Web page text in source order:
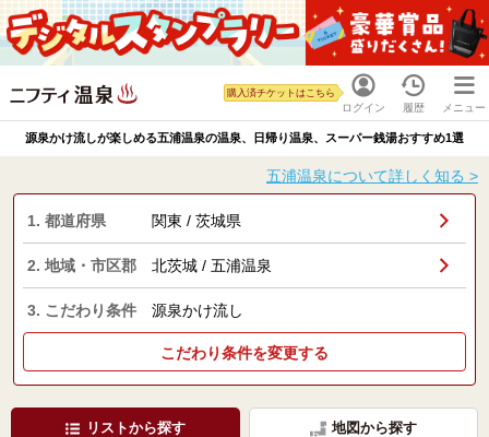
ログイン
購入済チケットはこちら
履歴 メニュー
源泉かけ流しが楽しめる五浦温泉の温泉、日帰り温泉、スーパー銭湯おすすめ1選
五浦温泉について詳しく知る >
1. 都道府県 関東 / 茨城県
2. 地域・市区郡 北茨城 / 五浦温泉
3. こだわり条件 源泉かけ流し
こだわり条件を変更する
リストから探す 地図から探す